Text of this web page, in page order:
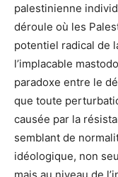
palestinienne
déroule où les
potentiel radical de
l’implacable
paradoxe entre le
que toute
causée par la
semblant de
idéologique, non
mais au niveau de